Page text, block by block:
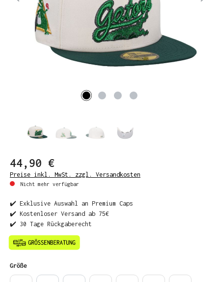
44,90 €
Preise inkl. MwSt. zzgl. Versandkosten
Nicht mehr verfügbar
✔️ Exklusive Auswahl an Premium Caps
✔️ Kostenloser Versand ab 75€
✔️ 30 Tage Rückgaberecht
Größeauswählen